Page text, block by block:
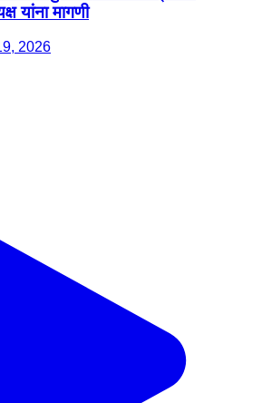
यांना मागणी
2026